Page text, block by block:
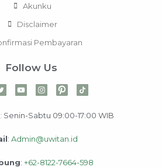
Akunku
Disclaimer
Pembayaran
Follow Us
: Senin-Sabtu 09:00-17:00 WIB
: Admin@uwitan.id
: +62-8122-7664-598